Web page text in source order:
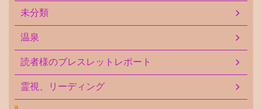
未分類
温泉
読者様のブレスレットレポート
霊視、リーディング